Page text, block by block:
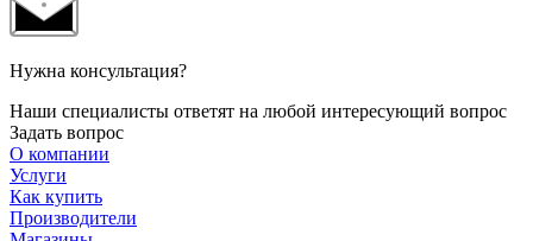
Нужна консультация?
Наши специалисты ответят на любой интересующий вопрос
Задать вопрос
О компании
Услуги
Как купить
Производители